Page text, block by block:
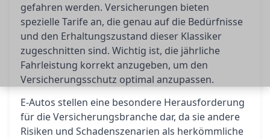
gefahren werden. Versicherungen bieten
spezielle Tarife an, die genau auf die Bedürfnisse
und den Erhaltungszustand dieser Klassiker
zugeschnitten sind. Wichtig ist, die jährliche
Fahrleistung korrekt anzugeben, um den
Versicherungsschutz optimal anzupassen.
E-Autos stellen eine besondere Herausforderung
für die Versicherungsbranche dar, da sie andere
Risiken und Schadenszenarien als herkömmliche